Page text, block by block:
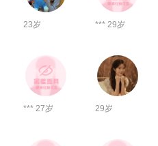
23岁 *** 29岁
*** 27岁 29岁